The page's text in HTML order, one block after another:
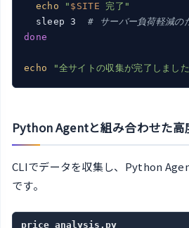
echo
" $SITE 完了"
  sleep 3
# サーバー負荷軽減の
done
echo "全サイトの収集が完了しまし
Python Agentと組み合わせた高
CLIでデータを収集し、Python
です。
price_analysis.py